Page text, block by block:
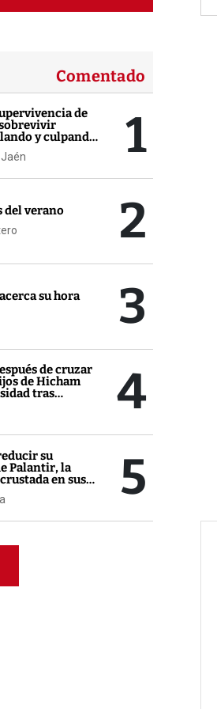
Comentado
de
y culpando
1
del verano 2
su hora 3
de cruzar
de Hicham
tras
excelencia
4
su
Palantir, la
en sus
5